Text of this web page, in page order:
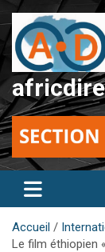
Aller
au
contenu
Accueil
Le film éthiopien